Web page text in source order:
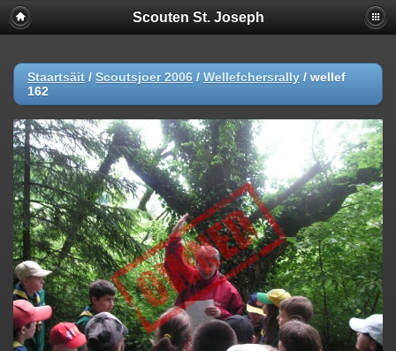
Scouten St. Joseph
Staartsäit / Scoutsjoer 2006 / Wellefchersrally / wellef
162